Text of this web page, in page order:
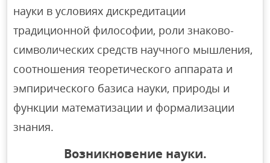
науки в условиях дискредитации
традиционной философии, роли знаково-
символических средств научного мышления,
соотношения теоретического аппарата и
эмпирического базиса науки, природы и
функции математизации и формализации
знания.
Возникновение науки.